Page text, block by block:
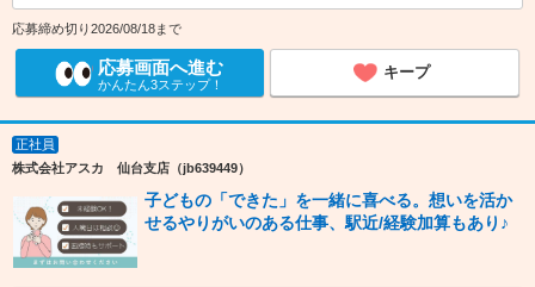
応募締め切り2026/08/18まで
応募画面へ進む
かんたん3ステップ！
キープ
正社員
株式会社アスカ 仙台支店（jb639449）
子どもの「できた」を一緒に喜べる。想いを活か
せるやりがいのある仕事、駅近/経験加算もあり♪